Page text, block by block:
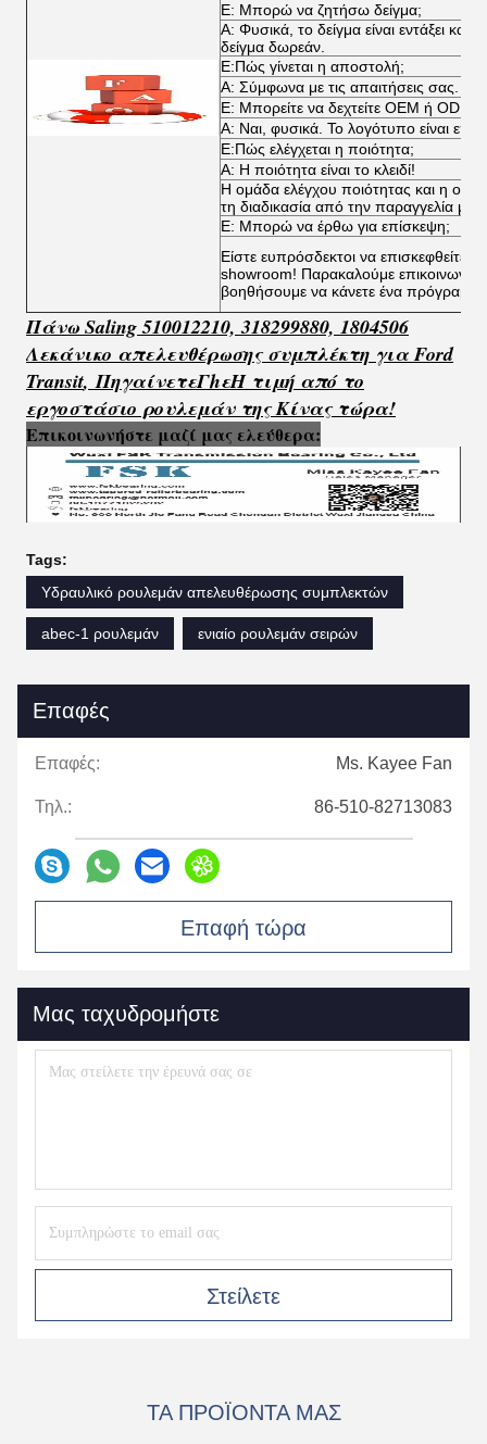
Ε: Μπορώ να ζητήσω δείγμα;
Α: Φυσικά, το δείγμα είναι εντάξει
δείγμα δωρεάν.
Ε:Πώς γίνεται η αποστολή;
Α: Σύμφωνα με τις απαιτήσεις σας.
Ε: Μπορείτε να δεχτείτε OEM ή ODM;
Α: Ναι, φυσικά. Το λογότυπο είναι
Ε:Πώς ελέγχεται η ποιότητα;
Α: Η ποιότητα είναι το κλειδί!
Η ομάδα ελέγχου ποιότητας και η
τη διαδικασία από την παραγγελία
Ε: Μπορώ να έρθω για επίσκεψη;
Είστε ευπρόσδεκτοι να επισκεφθείτε
showroom! Παρακαλούμε
βοηθήσουμε να κάνετε ένα
Πάνω Saling 510012210, 318299880, 1804506
Λεκάνικο απελευθέρωσης συμπλέκτη για Ford
Transit, ΠηγαίνετεΓhεΗ τιμή από το
εργοστάσιο ρουλεμάν της Κίνας τώρα!
Επικοινωνήστε μαζί μας ελεύθερα:
Tags:
Υδραυλικό ρουλεμάν απελευθέρωσης συμπλεκτών
abec-1 ρουλεμάν ενιαίο ρουλεμάν σειρών
Επαφές
Επαφές: Ms. Kayee Fan
Τηλ.: 86-510-82713083
Επαφή τώρα
Μας ταχυδρομήστε
Στείλετε
ΤΑ ΠΡΟΪΌΝΤΑ ΜΑΣ